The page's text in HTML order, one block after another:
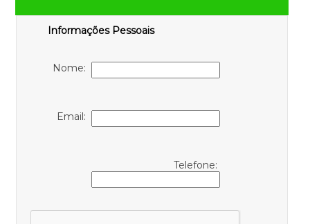
Informações Pessoais
Nome:
Email:
Telefone: